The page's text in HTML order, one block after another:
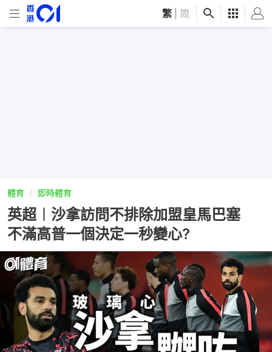
繁 简
體育 即時體育
英超︱沙拿訪問不排除加盟皇馬巴塞
不滿高普一個決定一秒變心?